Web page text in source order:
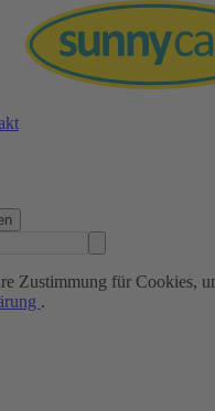
Zustimmung für Cookies,
.